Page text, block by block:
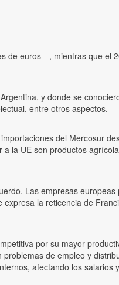
euros—, mientras que el
y donde se
entre otros aspectos.
del Mercosur
la UE son productos
Las empresas
la reticencia de
por su mayor
de empleo y
afectando los